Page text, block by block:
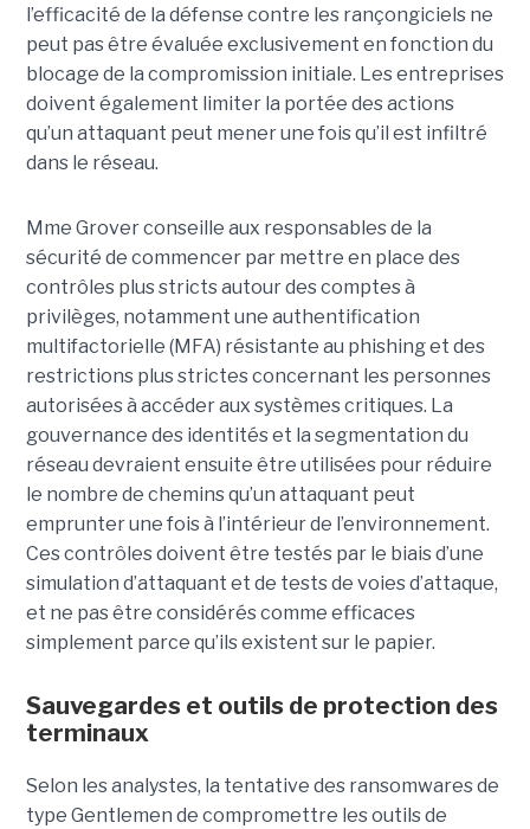
l’efficacité de la défense contre les rançongiciels ne
peut pas être évaluée exclusivement en fonction du
blocage de la compromission initiale. Les entreprises
doivent également limiter la portée des actions
qu’un attaquant peut mener une fois qu’il est infiltré
dans le réseau.
Mme Grover conseille aux responsables de la
sécurité de commencer par mettre en place des
contrôles plus stricts autour des comptes à
privilèges, notamment une authentification
multifactorielle (MFA) résistante au phishing et des
restrictions plus strictes concernant les personnes
autorisées à accéder aux systèmes critiques. La
gouvernance des identités et la segmentation du
réseau devraient ensuite être utilisées pour réduire
le nombre de chemins qu’un attaquant peut
emprunter une fois à l’intérieur de l’environnement.
Ces contrôles doivent être testés par le biais d’une
simulation d’attaquant et de tests de voies d’attaque,
et ne pas être considérés comme efficaces
simplement parce qu’ils existent sur le papier.
Sauvegardes et outils de protection des
terminaux
Selon les analystes, la tentative des ransomwares de
type Gentlemen de compromettre les outils de